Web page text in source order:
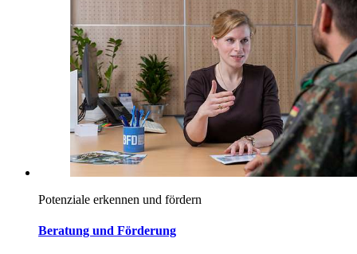
Potenziale erkennen und fördern
Beratung und Förderung